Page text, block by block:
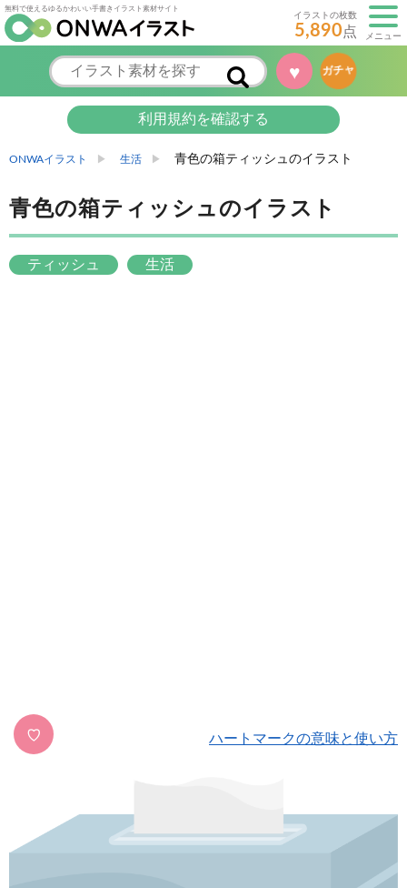
無料で使えるゆるかわいい手書きイラスト素材サイト
イラストの枚数
5,890点 メニュー
♥ ガチャ
利用規約を確認する
ONWAイラスト 生活 青色の箱ティッシュのイラスト
青色の箱ティッシュのイラスト
ティッシュ 生活
♡ ハートマークの意味と使い方